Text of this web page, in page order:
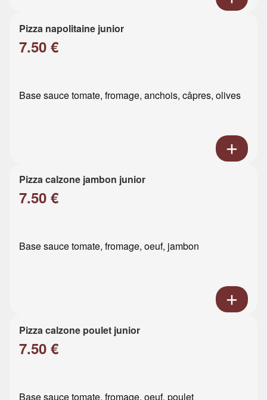
Pizza napolitaine junior
7.50 €
Base sauce tomate, fromage, anchois, câpres, olives
Pizza calzone jambon junior
7.50 €
Base sauce tomate, fromage, oeuf, jambon
Pizza calzone poulet junior
7.50 €
Base sauce tomate, fromage, oeuf, poulet